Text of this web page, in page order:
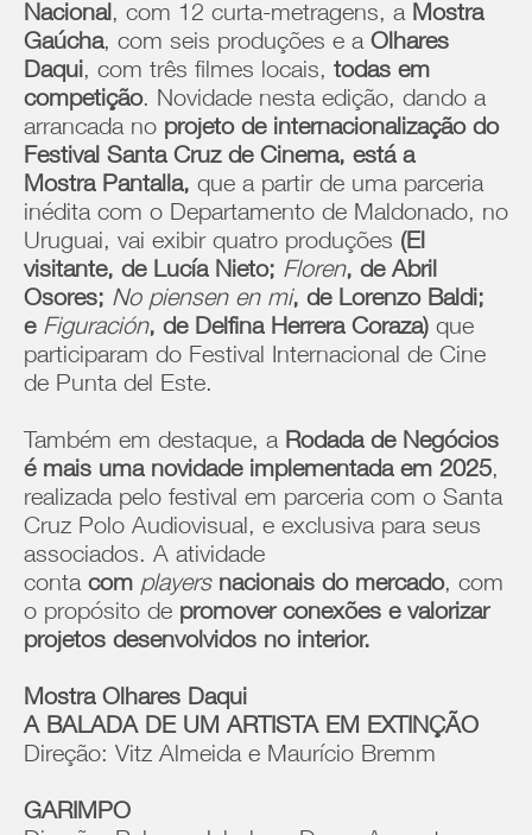
Nacional, com 12 curta-metragens, a Mostra
Gaúcha, com seis produções e a Olhares
Daqui, com três filmes locais, todas em
competição. Novidade nesta edição, dando a
arrancada no projeto de internacionalização do
Festival Santa Cruz de Cinema, está a
Mostra Pantalla, que a partir de uma parceria
inédita com o Departamento de Maldonado, no
Uruguai, vai exibir quatro produções (El
visitante, de Lucía Nieto; Floren, de Abril
Osores; No piensen en mi, de Lorenzo Baldi;
e Figuración, de Delfina Herrera Coraza) que
participaram do Festival Internacional de Cine
de Punta del Este.
Também em destaque, a Rodada de Negócios
é mais uma novidade implementada em 2025,
realizada pelo festival em parceria com o Santa
Cruz Polo Audiovisual, e exclusiva para seus
associados. A atividade
conta com playersnacionais do mercado, com
o propósito de promover conexões e valorizar
projetos desenvolvidos no interior.
Mostra Olhares Daqui
A BALADA DE UM ARTISTA EM EXTINÇÃO
Direção: Vitz Almeida e Maurício Bremm
GARIMPO